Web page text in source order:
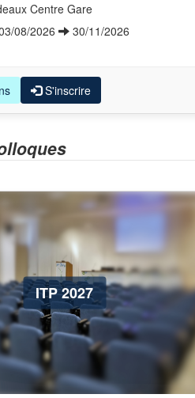
Centre Gare
08/2026 30/11/2026
S'inscrire
ITP 2027